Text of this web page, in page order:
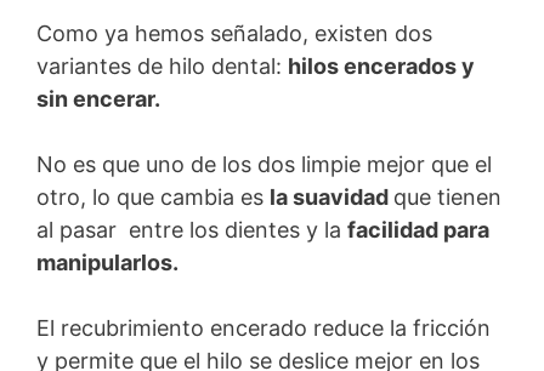
Como ya hemos señalado, existen dos
variantes de hilo dental: hilos encerados y
sin encerar.
No es que uno de los dos limpie mejor que el
otro, lo que cambia es la suavidad que tienen
al pasar entre los dientes y la facilidad para
manipularlos.
El recubrimiento encerado reduce la fricción
y permite que el hilo se deslice mejor en los